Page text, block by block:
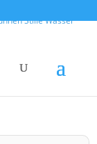
Stille Wasser